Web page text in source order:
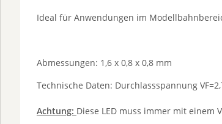
Ideal für Anwendungen im
Abmessungen: 1,6 x 0,8 x 0,8 mm
Technische Daten: Durchlassspannung
Achtung: Diese LED muss immer mit